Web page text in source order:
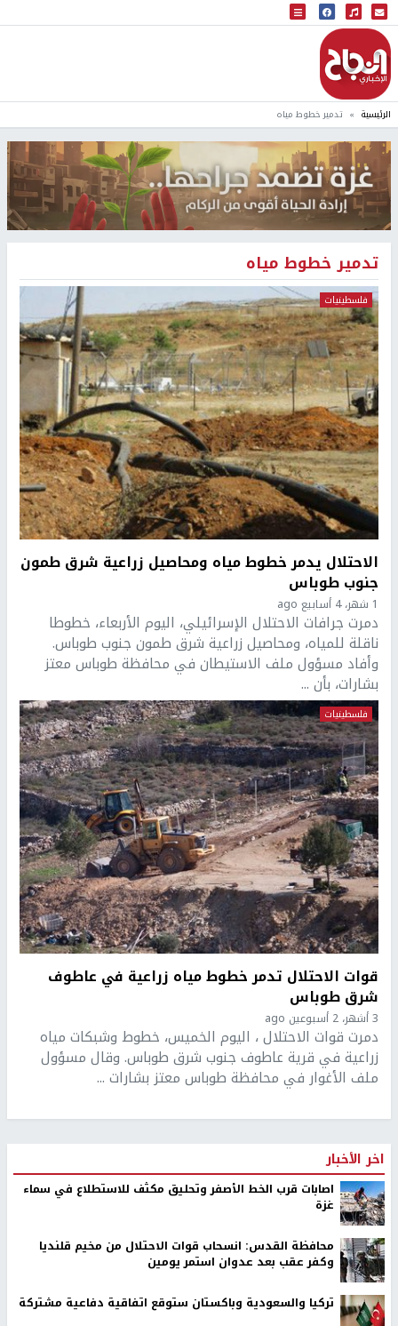
البث المباشر
إذاعة النجاح
الرئيسية تدمير خطوط مياه
تدمير خطوط مياه
فلسطينيات
الاحتلال يدمر خطوط مياه ومحاصيل زراعية شرق طمون
جنوب طوباس
1 شهر، 4 أسابيع ago
دمرت جرافات الاحتلال الإسرائيلي، اليوم الأربعاء، خطوطا
ناقلة للمياه، ومحاصيل زراعية شرق طمون جنوب طوباس.
وأفاد مسؤول ملف الاستيطان في محافظة طوباس معتز
بشارات، بأن ...
فلسطينيات
قوات الاحتلال تدمر خطوط مياه زراعية في عاطوف
شرق طوباس
3 أشهر، 2 أسبوعين ago
دمرت قوات الاحتلال ، اليوم الخميس، خطوط وشبكات مياه
زراعية في قرية عاطوف جنوب شرق طوباس. وقال مسؤول
ملف الأغوار في محافظة طوباس معتز بشارات ...
اخر الأخبار
اصابات قرب الخط الأصفر وتحليق مكثف للاستطلاع في سماء
غزة
محافظة القدس: انسحاب قوات الاحتلال من مخيم قلنديا
وكفر عقب بعد عدوان استمر يومين
تركيا والسعودية وباكستان ستوقع اتفاقية دفاعية مشتركة